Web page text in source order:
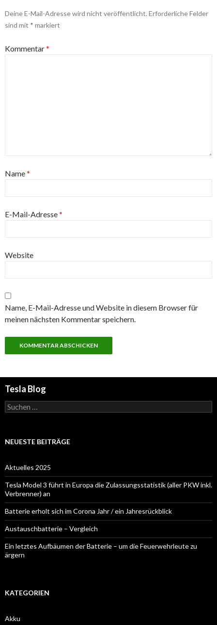
Deine E-Mail-Adresse wird nicht veröffentlicht. Erforderliche Felder
sind mit * markiert
Kommentar*
Name*
E-Mail-Adresse*
Website
Name, E-Mail-Adresse und Website in diesem Browser für
meinen nächsten Kommentar speichern.
Tesla Blog
Suchen
nach:
NEUESTE BEITRÄGE
Aktuelles 2025
Tesla Model 3 führt in Europa die Zulassungsstatistik (aller PKW inkl.
Verbrenner) an
Batterie erholt sich im Corona Jahr / ein Jahresrückblick
Austauschbatterie – Vergleich
Ein letztes Aufbäumen der Batterie – um die Feuerwehrleute zu
ärgern
KATEGORIEN
Akku